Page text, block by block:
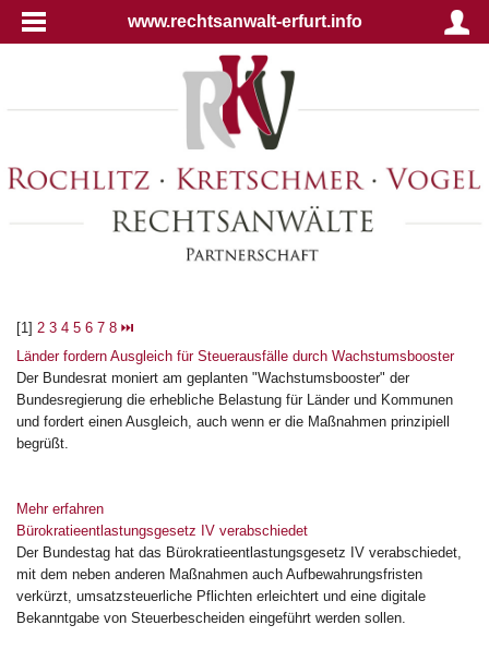
www.rechtsanwalt-erfurt.info
[1] 2 3 4 5 6 7 8 ⏭
Länder fordern Ausgleich für Steuerausfälle durch Wachstumsbooster
Der Bundesrat moniert am geplanten "Wachstumsbooster" der
Bundesregierung die erhebliche Belastung für Länder und Kommunen
und fordert einen Ausgleich, auch wenn er die Maßnahmen prinzipiell
begrüßt.
Mehr erfahren
Bürokratieentlastungsgesetz IV verabschiedet
Der Bundestag hat das Bürokratieentlastungsgesetz IV verabschiedet,
mit dem neben anderen Maßnahmen auch Aufbewahrungsfristen
verkürzt, umsatzsteuerliche Pflichten erleichtert und eine digitale
Bekanntgabe von Steuerbescheiden eingeführt werden sollen.